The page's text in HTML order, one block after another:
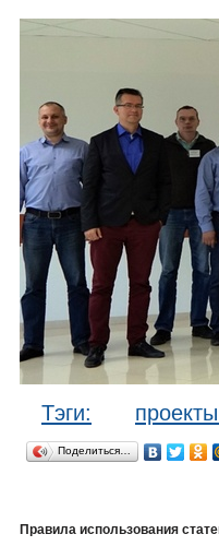
Тэги:
Поделиться…
Правила использования